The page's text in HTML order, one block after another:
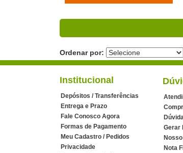
Ordenar por:
Institucional
Depósitos / Transferências
Entrega e Prazo
Fale Conosco Agora
Formas de Pagamento
Meu Cadastro / Pedidos
Privacidade
Gerar
Nota